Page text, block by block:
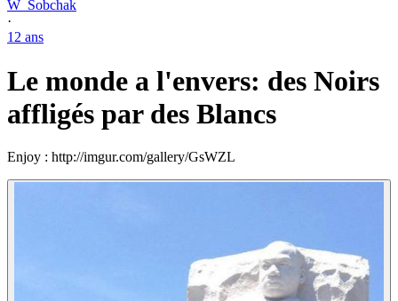
W_Sobchak
·
12 ans
Le monde a l'envers: des Noirs
affligés par des Blancs
Enjoy : http://imgur.com/gallery/GsWZL